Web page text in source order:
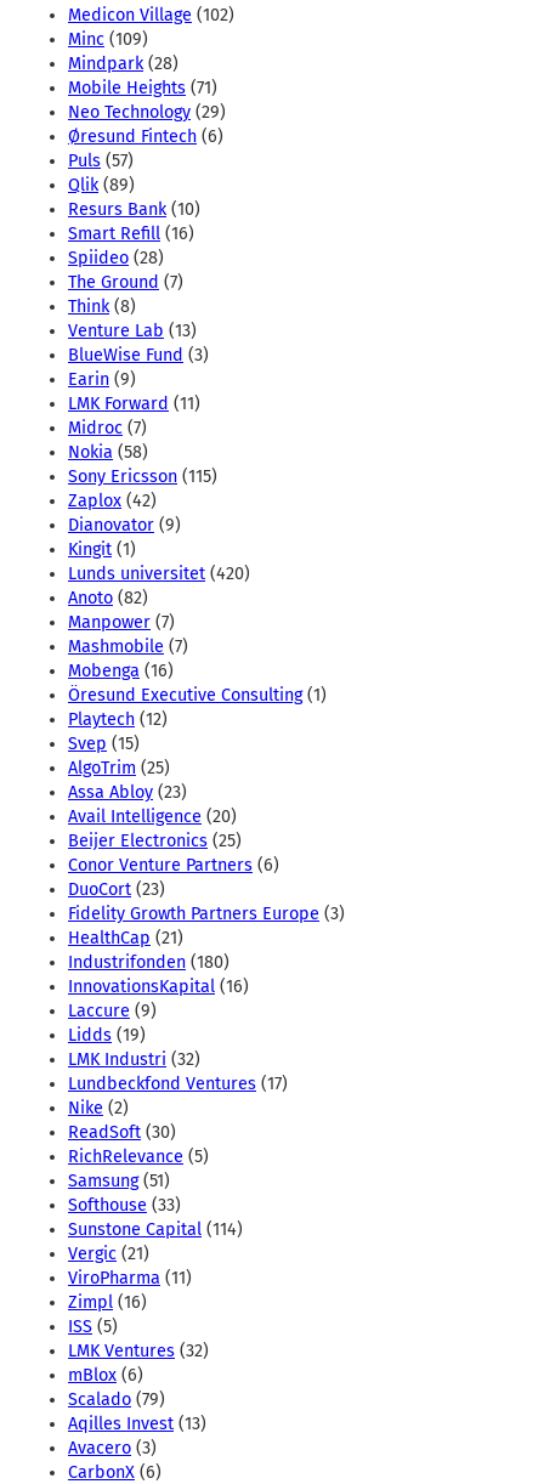
Medicon Village (102)
Minc (109)
Mindpark(28)
Mobile Heights (71)
Neo Technology (29)
Øresund Fintech (6)
Puls (57)
Qlik(89)
Resurs Bank(10)
Smart Refill (16)
Spiideo (28)
The Ground (7)
Think(8)
Venture Lab (13)
BlueWise Fund (3)
Earin (9)
LMK Forward (11)
Midroc (7)
Nokia (58)
Sony Ericsson (115)
Zaplox (42)
Dianovator (9)
Kingit (1)
Lunds universitet (420)
Anoto (82)
Manpower (7)
Mashmobile (7)
Mobenga (16)
Öresund Executive Consulting(1)
Playtech (12)
Svep (15)
AlgoTrim (25)
Assa Abloy (23)
Avail Intelligence (20)
Beijer Electronics (25)
Conor Venture Partners (6)
DuoCort (23)
Fidelity Growth Partners Europe (3)
HealthCap (21)
Industrifonden (180)
InnovationsKapital (16)
Laccure (9)
Lidds (19)
LMK Industri (32)
Lundbeckfond Ventures (17)
Nike (2)
ReadSoft (30)
RichRelevance (5)
Samsung(51)
Softhouse (33)
Sunstone Capital (114)
Vergic (21)
ViroPharma (11)
Zimpl (16)
ISS (5)
LMK Ventures (32)
mBlox (6)
Scalado (79)
Aqilles Invest (13)
Avacero (3)
CarbonX (6)